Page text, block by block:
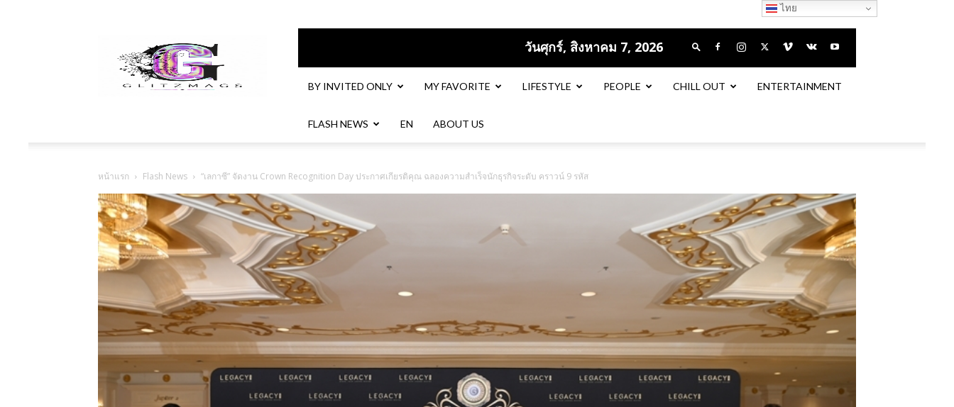
วันศุกร์, สิงหาคม 7, 2026
BY INVITED ONLY MY FAVORITE LIFESTYLE PEOPLE CHILL OUT ENTERTAINMENT
FLASH NEWS EN​ ABOUT US
หน้าแรก Flash News “เลกาซี” จัดงาน Crown Recognition Day ประกาศเกียรติคุณ ฉลองความสำเร็จนักธุรกิจระดับ คราวน์ 9 รหัส
ไทย